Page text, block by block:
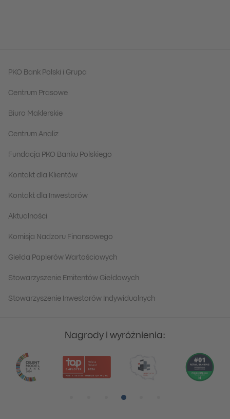
PKO Bank Polski i Grupa
Centrum Prasowe
Biuro Maklerskie
Centrum Analiz
Fundacja PKO Banku Polskiego
Kontakt dla Klientów
Kontakt dla Inwestorów
Aktualności
Komisja Nadzoru Finansowego
Giełda Papierów Wartościowych
Stowarzyszenie Emitentów Giełdowych
Stowarzyszenie Inwestorów Indywidualnych
Nagrody i wyróżnienia: